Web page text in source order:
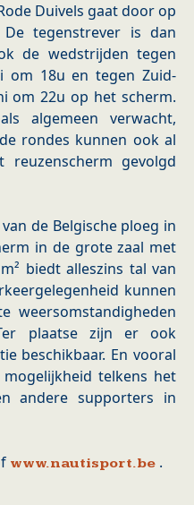
Duivels gaat door op
tegenstrever is dan
de wedstrijden tegen
om 18u en tegen Zuid-
om 22u op het scherm.
algemeen verwacht,
rondes kunnen ook al
gevolgd
de Belgische ploeg in
in de grote zaal met
biedt alleszins tal van
kunnen
weersomstandigheden
plaatse zijn er ook
beschikbaar. En vooral
telkens het
andere supporters in
www.nautisport.be .